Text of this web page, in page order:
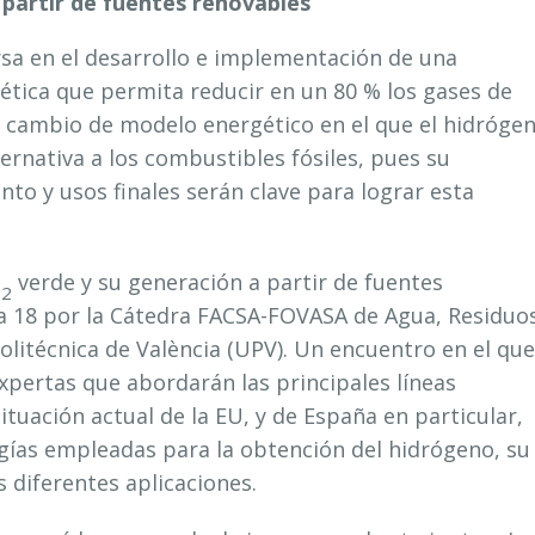
en el desarrollo e implementación de una
que permita reducir en un 80 % los gases de
de modelo energético en el que el
a los combustibles fósiles, pues su
y usos finales serán clave para lograr esta
2 verde y su generación a partir de fuentes
por la Cátedra FACSA-FOVASA de Agua,
de València (UPV). Un encuentro en el que
que abordarán las principales líneas
actual de la EU, y de España en particular,
empleadas para la obtención del hidrógeno, su
diferentes aplicaciones.